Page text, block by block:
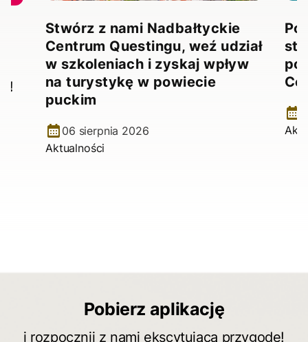
Stwórz z nami Nadbałtyckie
Centrum Questingu, weź udział
w szkoleniach i zyskaj wpływ
na turystykę w powiecie
puckim
06 sierpnia 2026
Aktualności
Pobierz aplikację
i rozpocznij z nami ekscytującą przygodę!